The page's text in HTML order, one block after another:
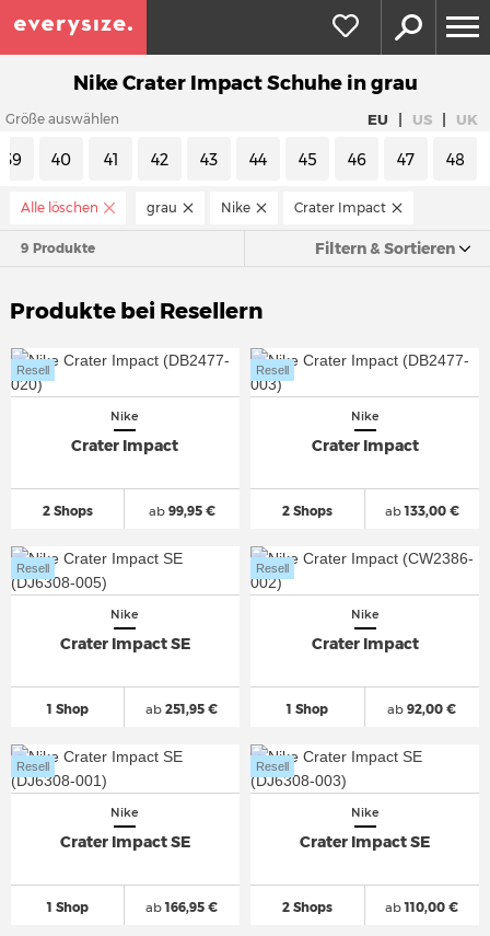
Nike Crater Impact Schuhe in grau
Größe auswählen EU | US | UK
39 40 41 42 43 44 45 46 47 48
Alle löschen grau Nike Crater Impact
9 Produkte Filtern & Sortieren
Produkte bei Resellern
Nike
Crater Impact
2 Shops
Resell
ab99,95 €
Nike
Crater Impact
2 Shops
Resell
ab133,00 €
Nike
Crater Impact SE
1 Shop
Resell
ab 251,95 €
Nike
Crater Impact
1 Shop
Resell
ab 92,00 €
Nike
Crater Impact SE
1 Shop
Resell
ab166,95 €
Nike
Crater Impact SE
2 Shops
Resell
ab110,00 €